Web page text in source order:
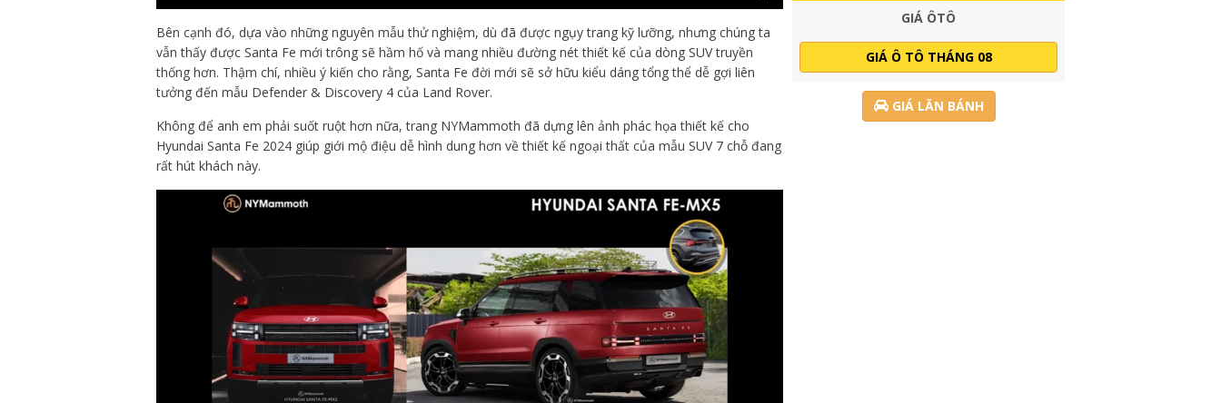
Bên cạnh đó, dựa vào những nguyên mẫu thử nghiệm, dù đã được ngụy trang kỹ lưỡng, nhưng chúng ta
vẫn thấy được Santa Fe mới trông sẽ hầm hố và mang nhiều đường nét thiết kế của dòng SUV truyền
thống hơn. Thậm chí, nhiều ý kiến cho rằng, Santa Fe đời mới sẽ sở hữu kiểu dáng tổng thể dễ gợi liên
tưởng đến mẫu Defender & Discovery 4 của Land Rover.
Không để anh em phải suốt ruột hơn nữa, trang NYMammoth đã dựng lên ảnh phác họa thiết kế cho
Hyundai Santa Fe 2024 giúp giới mộ điệu dễ hình dung hơn về thiết kế ngoại thất của mẫu SUV 7 chỗ đang
rất hút khách này.
GIÁ ÔTÔ
GIÁ Ô TÔ THÁNG 08
GIÁ LĂN BÁNH